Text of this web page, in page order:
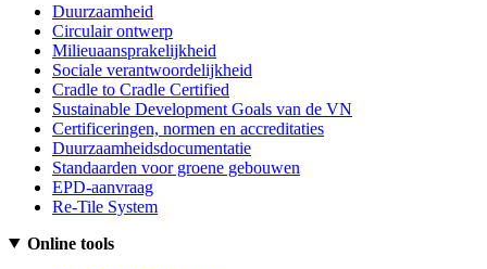
Duurzaamheid
Circulair ontwerp
Milieuaansprakelijkheid
Sociale verantwoordelijkheid
Cradle to Cradle Certified
Sustainable Development Goals van de VN
Certificeringen, normen en accreditaties
Duurzaamheidsdocumentatie
Standaarden voor groene gebouwen
EPD-aanvraag
Re-Tile System
Online tools